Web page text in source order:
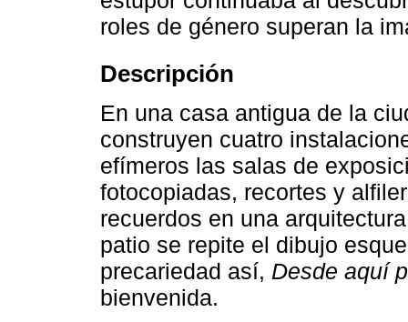
roles de género superan la
Descripción
En una casa antigua de la
construyen cuatro
efímeros las salas de
fotocopiadas, recortes y
recuerdos en una
patio se repite el dibujo
precariedad así, Desde aquí
bienvenida.